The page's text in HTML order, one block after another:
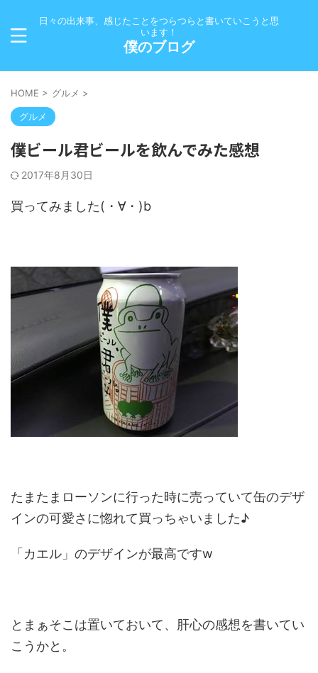
日々の出来事、感じたことをつらつらと書いていこうと思
います！
僕のブログ
HOME > グルメ >
グルメ
僕ビール君ビールを飲んでみた感想
2017年8月30日
買ってみました(・∀・)b
たまたまローソンに行った時に売っていて缶のデザ
インの可愛さに惚れて買っちゃいました♪
「カエル」のデザインが最高ですw
とまぁそこは置いておいて、肝心の感想を書いてい
こうかと。